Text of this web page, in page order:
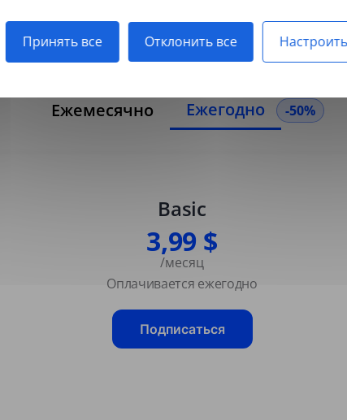
Принять все Отклонить все Настроить
Ежемесячно Ежегодно -50%
Basic
3,99 $
/месяц
Оплачивается ежегодно
Подписаться